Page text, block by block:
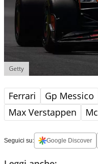
Getty
Ferrari Gp Messico
Max Verstappen
Seguici su: Google Discover